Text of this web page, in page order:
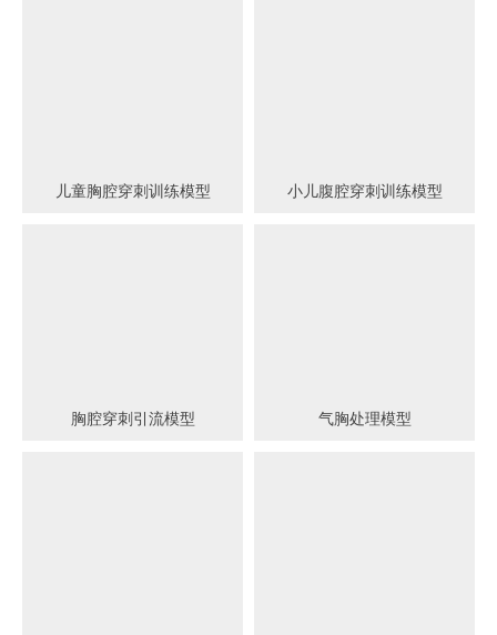
儿童胸腔穿刺训练模型 小儿腹腔穿刺训练模型
胸腔穿刺引流模型 气胸处理模型